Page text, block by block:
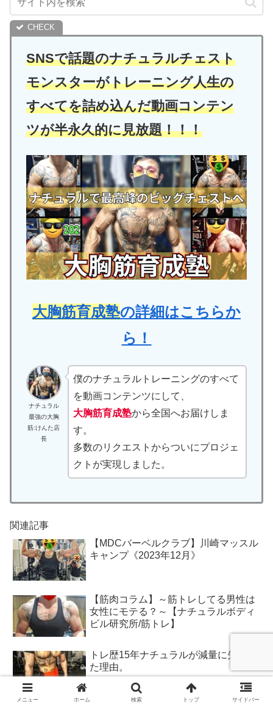
SNSで話題のナチュラルチェスト
モンスターがトレーニング人生の
すべてを詰め込んだ動画コンテン
ツが半永久的に見放題！！！
大胸筋育成塾の詳細はこちらか
ら！
ナチュラル
最強の大胸
筋:けんた店
長
僕のナチュラルトレーニングのすべて
を動画コンテンツにして、
大胸筋育成塾から全国へお届けしま
す。
多数のリクエストからついにプロジェ
クトが実現しました。
関連記事
【MDCバーベルクラブ】川崎マッスル
キャンプ《2023年12月》
【筋肉コラム】～筋トレしてる男性は
女性にモテる？～【ナチュラルボディ
ビル研究所/筋トレ】
トレ歴15年ナチュラルが減量に失敗し
た理由。
メニュー ホーム 検索 トップ サイドバー